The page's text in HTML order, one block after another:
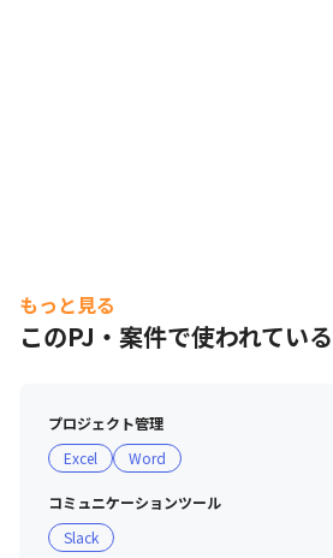
もっと見る
このPJ・案件で使われてい
プロジェクト管理
Excel
Word
コミュニケーションツール
Slack